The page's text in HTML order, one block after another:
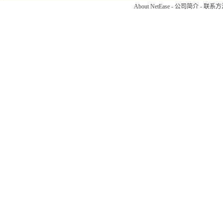
About NetEase - 公司简介 - 联系方